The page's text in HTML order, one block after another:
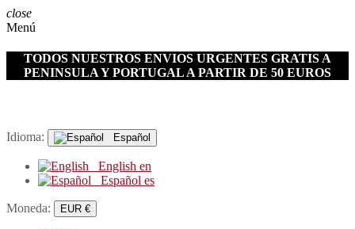
close
Menú
TODOS NUESTROS ENVIOS URGENTES GRATIS A
PENINSULA Y PORTUGAL A PARTIR DE 50 EUROS
Idioma: Español
English en
Español es
Moneda: EUR €